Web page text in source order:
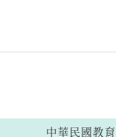
中華民國教